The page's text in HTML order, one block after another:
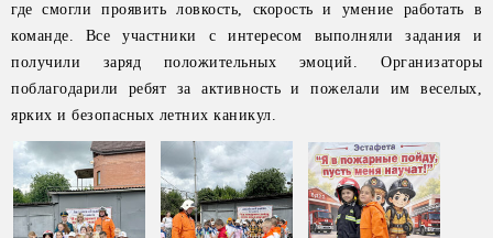
где смогли проявить ловкость, скорость и умение работать в
команде. Все участники с интересом выполняли задания и
получили заряд положительных эмоций. Организаторы
поблагодарили ребят за активность и пожелали им веселых,
ярких и безопасных летних каникул.